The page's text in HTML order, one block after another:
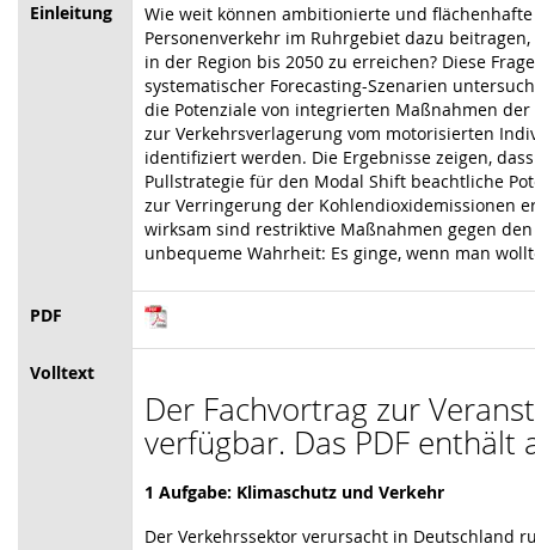
Einleitung
Wie weit können ambitionierte und
Personenverkehr im Ruhrgebiet dazu
in der Region bis 2050 zu erreichen? Diese
systematischer Forecasting-Szenarien
die Potenziale von integrierten Maßnahmen
zur Verkehrsverlagerung vom motorisierten
identifiziert werden. Die Ergebnisse zeigen,
Pullstrategie für den Modal Shift beachtliche
zur Verringerung der Kohlendioxidemissionen
wirksam sind restriktive Maßnahmen gegen
unbequeme Wahrheit: Es ginge, wenn man
PDF
Volltext
Der Fachvortrag zur
verfügbar. Das PDF enthält
1 Aufgabe: Klimaschutz und Verkehr
Der Verkehrssektor verursacht in Deutschland